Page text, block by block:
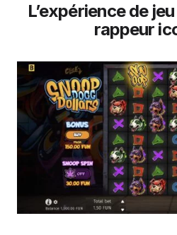
L’expérience de
rappeur